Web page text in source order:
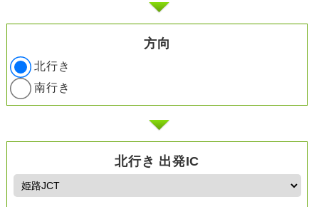
方向
北行き
南行き
北行き 出発IC